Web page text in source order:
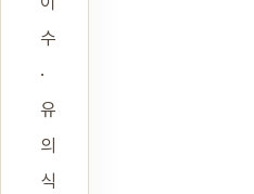
수
·
유
의
식